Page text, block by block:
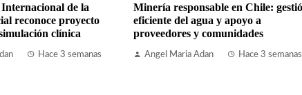
de la
reconoce proyecto
clínica
Hace 3 semanas
Minería responsable en Chile:
eficiente del agua y apoyo a
proveedores y comunidades
Angel Maria Adan Hace 3 semanas